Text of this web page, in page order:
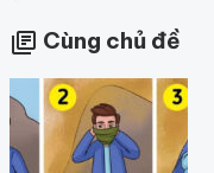
library_books Cùng chủ đề